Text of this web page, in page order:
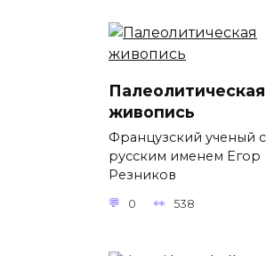
Палеолитическая
живопись
Французский ученый с
русским именем Егор
Резников
0 538